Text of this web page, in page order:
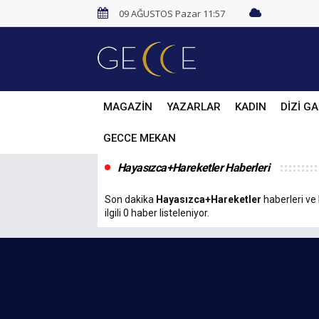
09 AĞUSTOS Pazar 11:57
MAGAZİN YAZARLAR KADIN DİZİ
GECCE MEKAN
Hayasızca+Hareketler Haberleri
Son dakika Hayasızca+Hareketler haberleri ve
ilgili 0 haber listeleniyor.